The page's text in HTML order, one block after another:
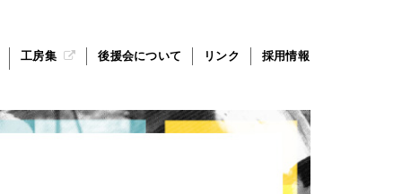
工房集 後援会について リンク 採用情報